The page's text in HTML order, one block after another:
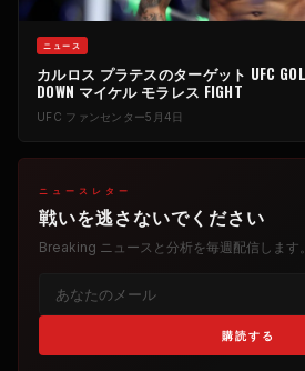
ニュース
カルロス プラテスのターゲット UFC
DOWN マイケル モラレス FIGHT
UFC ファンセンター5月4日
ニュースレター
戦いを逃さないでください
Breaking ニュースと分析を毎週配信します。
購読する